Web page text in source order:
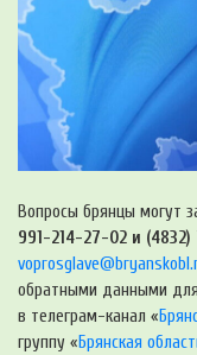
Вопросы брянцы могут
991-214-27-02 и
обратными данными
в телеграм-канал «
группу «Брянская